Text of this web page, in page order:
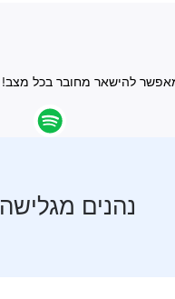
נהנים מגלישה